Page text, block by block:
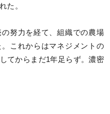
た。
努力を経て、組織での農場
これからはマネジメントの
てからまだ1年足らず。濃密